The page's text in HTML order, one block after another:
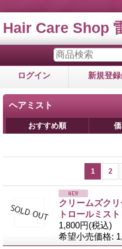
Hair Care Shop
ログイン 新規登
ヘアミスト
おすすめ順
1 2
クリームズク
トロールミス
1,800円(税込)
希望小売価格: